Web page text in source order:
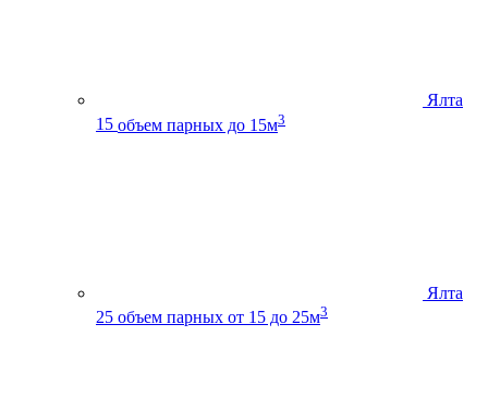
Ялта
15 объем парных до 15м3
Ялта
25 объем парных от 15 до 25м3